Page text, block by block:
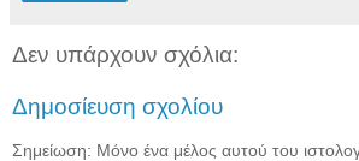
Δεν υπάρχουν σχόλια:
Δημοσίευση σχολίου
Σημείωση: Μόνο ένα μέλος αυτού του